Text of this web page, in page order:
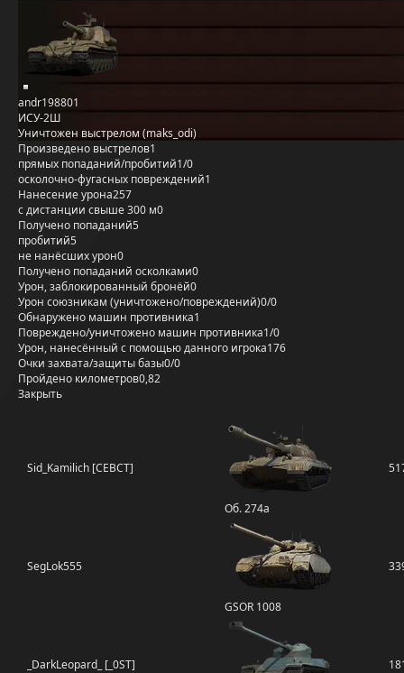
andr198801
ИСУ-2Ш
Уничтожен выстрелом (maks_odi)
Произведено выстрелов1
прямых попаданий/пробитий1/0
осколочно-фугасных повреждений1
Нанесение урона257
с дистанции свыше 300 м0
Получено попаданий5
пробитий5
не нанёсших урон0
Получено попаданий осколками0
Урон, заблокированный бронёй0
Урон союзникам (уничтожено/повреждений)0/0
Обнаружено машин противника1
Повреждено/уничтожено машин противника1/0
Урон, нанесённый с помощью данного игрока176
Очки захвата/защиты базы0/0
Пройдено километров0,82
Закрыть
Sid_Kamilich [CEBCT]
Об. 274а
SegLok555
GSOR 1008
_DarkLeopard_ [_0ST]